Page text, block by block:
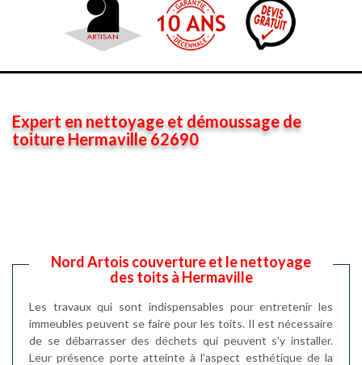
Expert en nettoyage et démoussage de
toiture Hermaville 62690
Nord Artois couverture et le nettoyage
des toits à Hermaville
Les travaux qui sont indispensables pour entretenir les
immeubles peuvent se faire pour les toits. Il est nécessaire
de se débarrasser des déchets qui peuvent s'y installer.
Leur présence porte atteinte à l'aspect esthétique de la